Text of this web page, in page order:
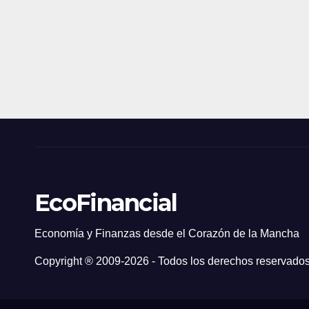
EcoFinancial
Economía y Finanzas desde el Corazón de la Mancha
Copyright ® 2009-2026 - Todos los derechos